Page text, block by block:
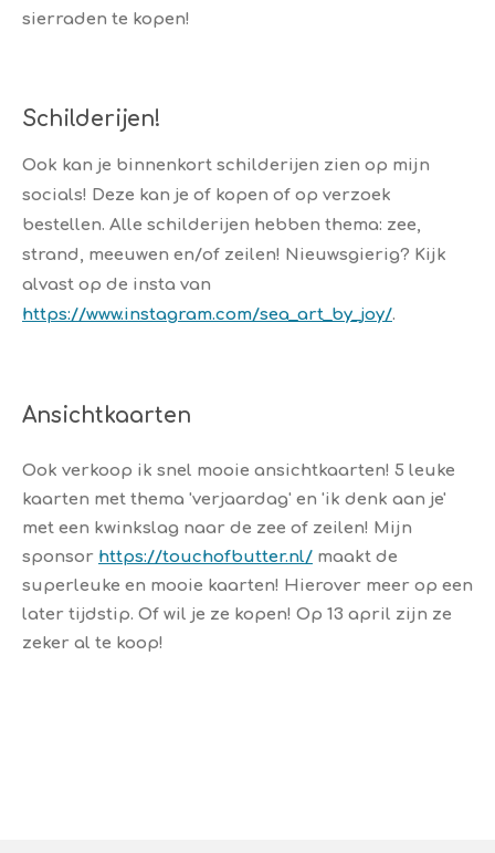
sierraden te kopen!
Schilderijen!
Ook kan je binnenkort schilderijen zien op mijn
socials! Deze kan je of kopen of op verzoek
bestellen. Alle schilderijen hebben thema: zee,
strand, meeuwen en/of zeilen! Nieuwsgierig? Kijk
alvast op de insta van
https://www.instagram.com/sea_art_by_joy/.
Ansichtkaarten
Ook verkoop ik snel mooie ansichtkaarten! 5 leuke
kaarten met thema 'verjaardag' en 'ik denk aan je'
met een kwinkslag naar de zee of zeilen! Mijn
sponsor https://touchofbutter.nl/ maakt de
superleuke en mooie kaarten! Hierover meer op een
later tijdstip. Of wil je ze kopen! Op 13 april zijn ze
zeker al te koop!